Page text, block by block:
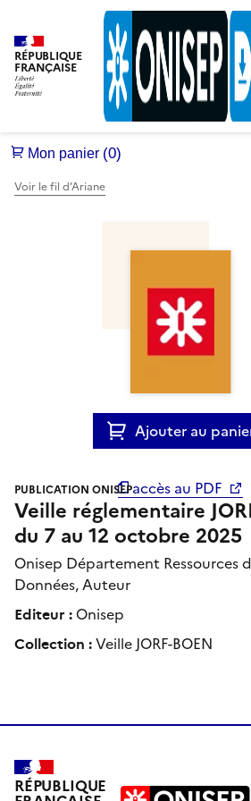
RÉPUBLIQUE
FRANÇAISE
Voir le fil d’Ariane
Ajouter au
accès au PDF
PUBLICATION ONISEP
Veille réglementaire
du 7 au 12 octobre 2025
Onisep Département Ressources
Données, Auteur
Editeur : Onisep
Collection :Veille JORF-BOEN
RÉPUBLIQUE